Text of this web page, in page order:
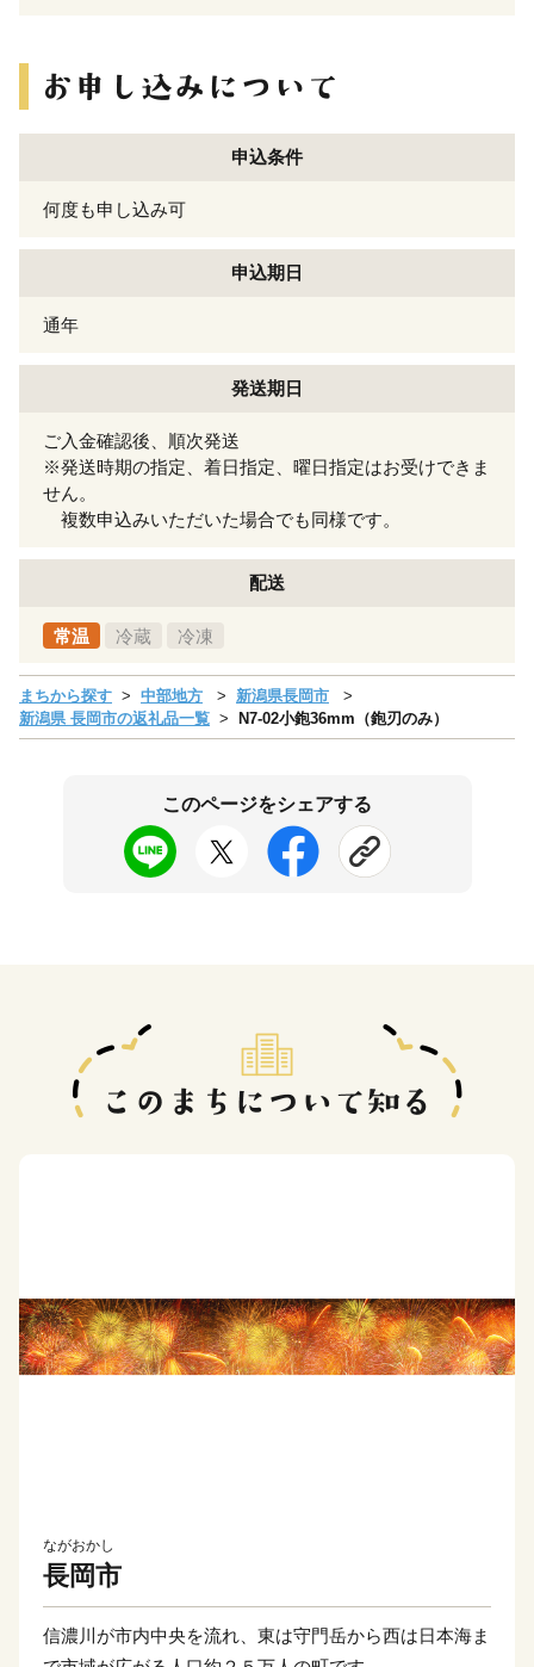
申込条件
何度も申し込み可
申込期日
通年
発送期日
ご入金確認後、順次発送
※発送時期の指定、着日指定、曜日指定はお受けできま
せん。
複数申込みいただいた場合でも同様です。
配送
常温 冷蔵 冷凍
まちから探す 中部地方
新潟県長岡市
新潟県 長岡市の返礼品一覧
N7-02小鉋36mm（鉋刃のみ）
このページをシェアする
ながおかし
長岡市
信濃川が市内中央を流れ、東は守門岳から西は日本海ま